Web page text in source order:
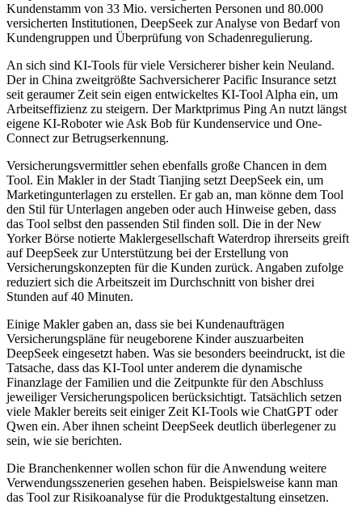
Kundenstamm von 33 Mio. versicherten Personen und 80.000
versicherten Institutionen, DeepSeek zur Analyse von Bedarf von
Kundengruppen und Überprüfung von Schadenregulierung.
An sich sind KI-Tools für viele Versicherer bisher kein Neuland.
Der in China zweitgrößte Sachversicherer Pacific Insurance setzt
seit geraumer Zeit sein eigen entwickeltes KI-Tool Alpha ein, um
Arbeitseffizienz zu steigern. Der Marktprimus Ping An nutzt längst
eigene KI-Roboter wie Ask Bob für Kundenservice und One-
Connect zur Betrugserkennung.
Versicherungsvermittler sehen ebenfalls große Chancen in dem
Tool. Ein Makler in der Stadt Tianjing setzt DeepSeek ein, um
Marketingunterlagen zu erstellen. Er gab an, man könne dem Tool
den Stil für Unterlagen angeben oder auch Hinweise geben, dass
das Tool selbst den passenden Stil finden soll. Die in der New
Yorker Börse notierte Maklergesellschaft Waterdrop ihrerseits greift
auf DeepSeek zur Unterstützung bei der Erstellung von
Versicherungskonzepten für die Kunden zurück. Angaben zufolge
reduziert sich die Arbeitszeit im Durchschnitt von bisher drei
Stunden auf 40 Minuten.
Einige Makler gaben an, dass sie bei Kundenaufträgen
Versicherungspläne für neugeborene Kinder auszuarbeiten
DeepSeek eingesetzt haben. Was sie besonders beeindruckt, ist die
Tatsache, dass das KI-Tool unter anderem die dynamische
Finanzlage der Familien und die Zeitpunkte für den Abschluss
jeweiliger Versicherungspolicen berücksichtigt. Tatsächlich setzen
viele Makler bereits seit einiger Zeit KI-Tools wie ChatGPT oder
Qwen ein. Aber ihnen scheint DeepSeek deutlich überlegener zu
sein, wie sie berichten.
Die Branchenkenner wollen schon für die Anwendung weitere
Verwendungsszenerien gesehen haben. Beispielsweise kann man
das Tool zur Risikoanalyse für die Produktgestaltung einsetzen.